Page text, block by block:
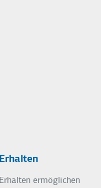
Erhalten
Erhalten ermöglichen